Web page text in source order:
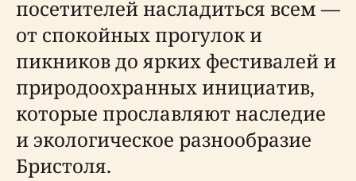
посетителей насладиться всем —
от спокойных прогулок и
пикников до ярких фестивалей и
природоохранных инициатив,
которые прославляют наследие
и экологическое разнообразие
Бристоля.